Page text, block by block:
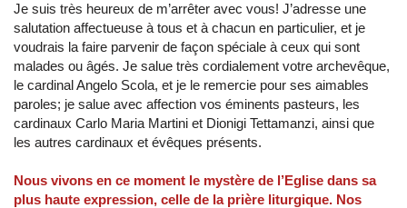
Je suis très heureux de m’arrêter avec vous! J’adresse une
salutation affectueuse à tous et à chacun en particulier, et je
voudrais la faire parvenir de façon spéciale à ceux qui sont
malades ou âgés. Je salue très cordialement votre archevêque,
le cardinal Angelo Scola, et je le remercie pour ses aimables
paroles; je salue avec affection vos éminents pasteurs, les
cardinaux Carlo Maria Martini et Dionigi Tettamanzi, ainsi que
les autres cardinaux et évêques présents.
Nous vivons en ce moment le mystère de l’Eglise dans sa
plus haute expression, celle de la prière liturgique. Nos